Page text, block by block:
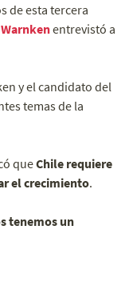
de esta tercera
entrevistó a
y el candidato del
temas de la
queChile requiere
el crecimiento.
tenemos un